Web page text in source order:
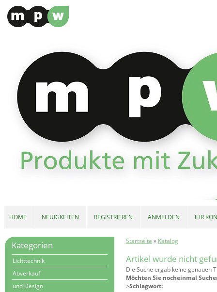
Startseite » Katalog
Artikel wurde nicht
Die Suche ergab keine genauen
Möchten Sie nocheinmal
>Schlagwort:
Kategorien
Lichttechnik
Abverkauf
und Design
HOME NEUIGKEITEN REGISTRIEREN ANMELDEN IHR